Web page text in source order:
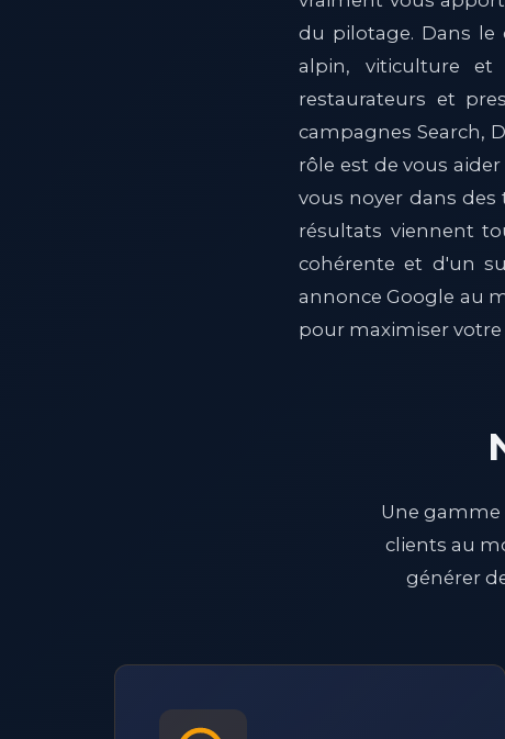
du pilotage. Dans le
alpin, viticulture et
restaurateurs et
campagnes Search,
rôle est de vous
vous noyer dans des
résultats viennent
cohérente et d'un
annonce Google au
pour maximiser
Une
clients au
générer